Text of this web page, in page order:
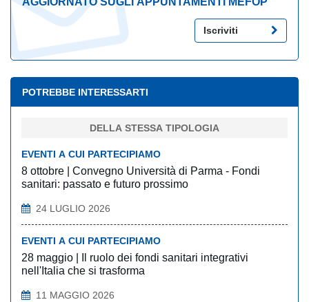
Iscriviti
POTREBBE INTERESSARTI
DELLA STESSA TIPOLOGIA
EVENTI A CUI PARTECIPIAMO
8 ottobre | Convegno Università di Parma - Fondi
sanitari: passato e futuro prossimo
24 LUGLIO 2026
EVENTI A CUI PARTECIPIAMO
28 maggio | Il ruolo dei fondi sanitari integrativi
nell'Italia che si trasforma
11 MAGGIO 2026